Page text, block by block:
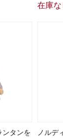
在庫な
タンを
ノルデ